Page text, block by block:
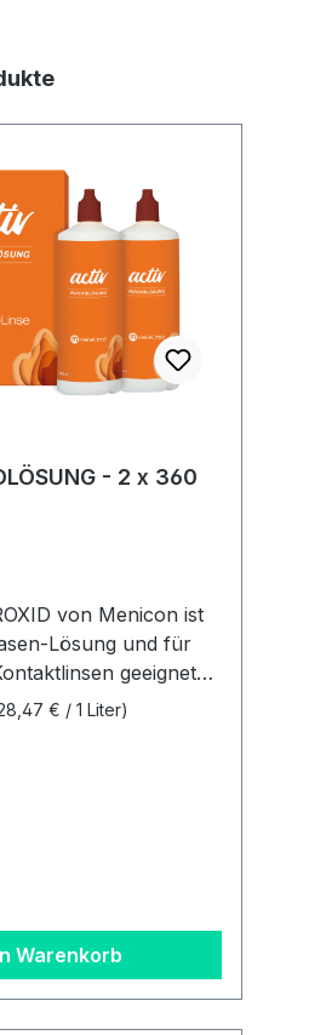
- 2 x 360
von Menicon ist
Lösung und für
geeignet
Es ist
+ 2 Behältern.
wir großen Wert
und die Einhaltung
€ / 1 Liter)
Warenkorb